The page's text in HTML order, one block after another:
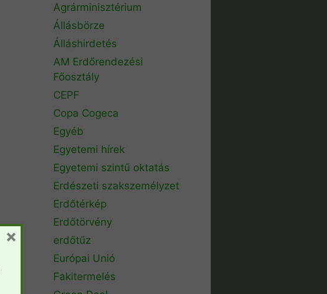
Agrárminisztérium
Állásbörze
Álláshirdetés
AM Erdőrendezési
Főosztály
CEPF
Copa Cogeca
Egyéb
Egyetemi hírek
Egyetemi szintű oktatás
Erdészeti szakszemélyzet
Erdőtérkép
Erdőtörvény
erdőtűz
Európai Unió
Fakitermelés
×